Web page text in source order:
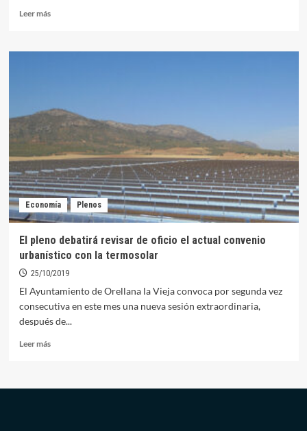
Leer másLeer
Visto
convenio
urbanístico
con
la
termosolar
Economía Plenos
El pleno debatirá revisar de oficio el actual convenio
urbanístico con la termosolar
25/10/2019
El Ayuntamiento de Orellana la Vieja convoca por segunda vez
consecutiva en este mes una nueva sesión extraordinaria,
después de...
Leer másLeer